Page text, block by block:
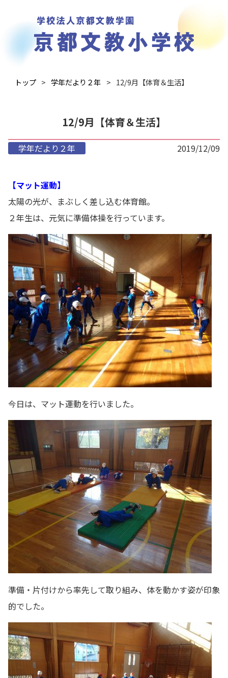
トップ 学年だより２年 12/9月【体育＆生活】
12/9月【体育＆生活】
学年だより２年 2019/12/09
【マット運動】
太陽の光が、まぶしく差し込む体育館。
２年生は、元気に準備体操を行っています。
今日は、マット運動を行いました。
準備・片付けから率先して取り組み、体を動かす姿が印象
的でした。